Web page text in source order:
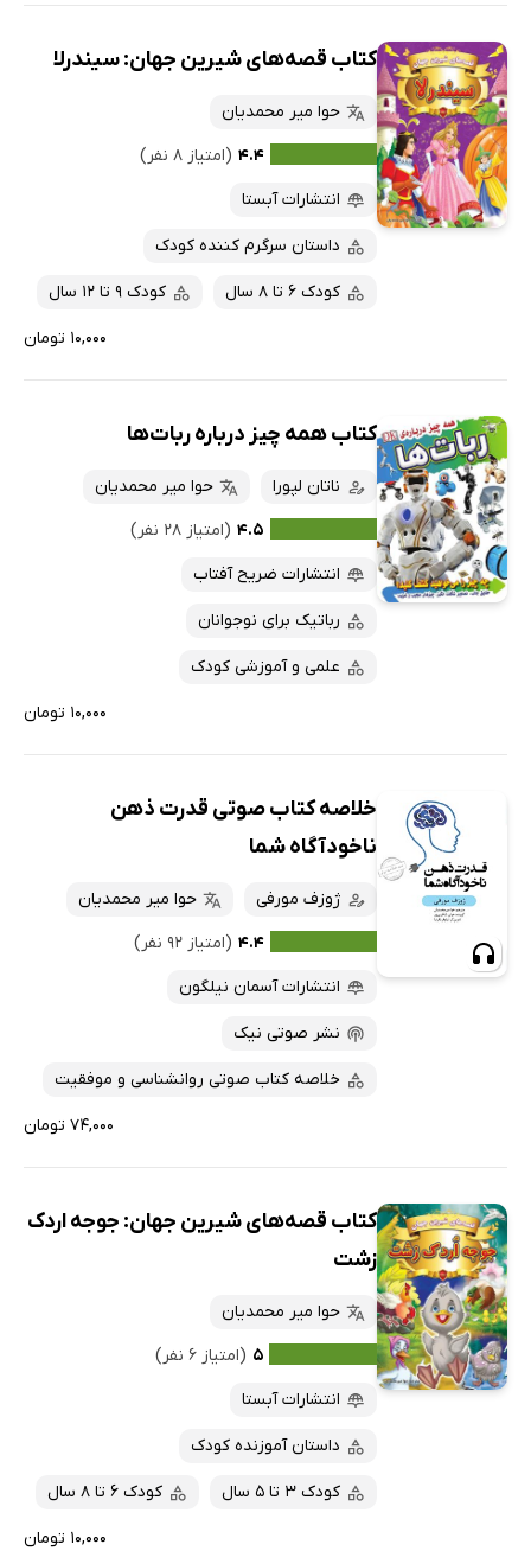
کتاب قصه‌های شیرین جهان: سیندرلا
حوا میر محمدیان
۴.۴ (امتیاز ۸ نفر)
انتشارات آبستا
داستان سرگرم کننده کودک
کودک 6 تا 8 سال کودک 9 تا 12 سال
۱۰,۰۰۰ تومان
کتاب همه چیز درباره ربات‌ها
ناتان لپورا
حوا میر محمدیان
۴.۵ (امتیاز ۲۸ نفر)
انتشارات ضریح آفتاب
رباتیک برای نوجوانان
علمی و آموزشی کودک
۱۰,۰۰۰ تومان
خلاصه کتاب صوتی قدرت ذهن
ناخودآگاه شما
ژوزف مورفی
حوا میر محمدیان
۴.۴ (امتیاز ۹۲ نفر)
انتشارات آسمان نیلگون
نشر صوتی نیک
خلاصه کتاب صوتی روانشناسی و موفقیت
۷۴,۰۰۰ تومان
کتاب قصه‌های شیرین جهان: جوجه اردک
زشت
حوا میر محمدیان
۵ (امتیاز ۶ نفر)
انتشارات آبستا
داستان آموزنده کودک
کودک 3 تا 5 سال کودک 6 تا 8 سال
۱۰,۰۰۰ تومان